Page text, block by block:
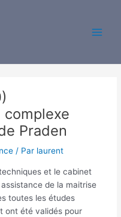
complexe
Praden
/ Par laurent
et le cabinet
de la maitrise
toutes les études
ont été validés pour